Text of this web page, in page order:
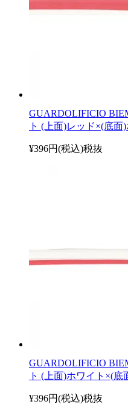
GUARDOLIFICIO
ト (上面)レッド×(底面
¥396円(税込)税抜
GUARDOLIFICIO
ト (上面)ホワイト×(底
¥396円(税込)税抜